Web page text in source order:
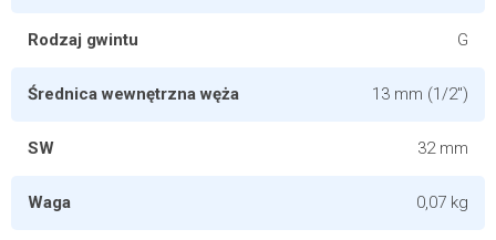
Rodzaj gwintu G
Średnica wewnętrzna węża 13 mm (1/2")
SW 32 mm
Waga 0,07 kg